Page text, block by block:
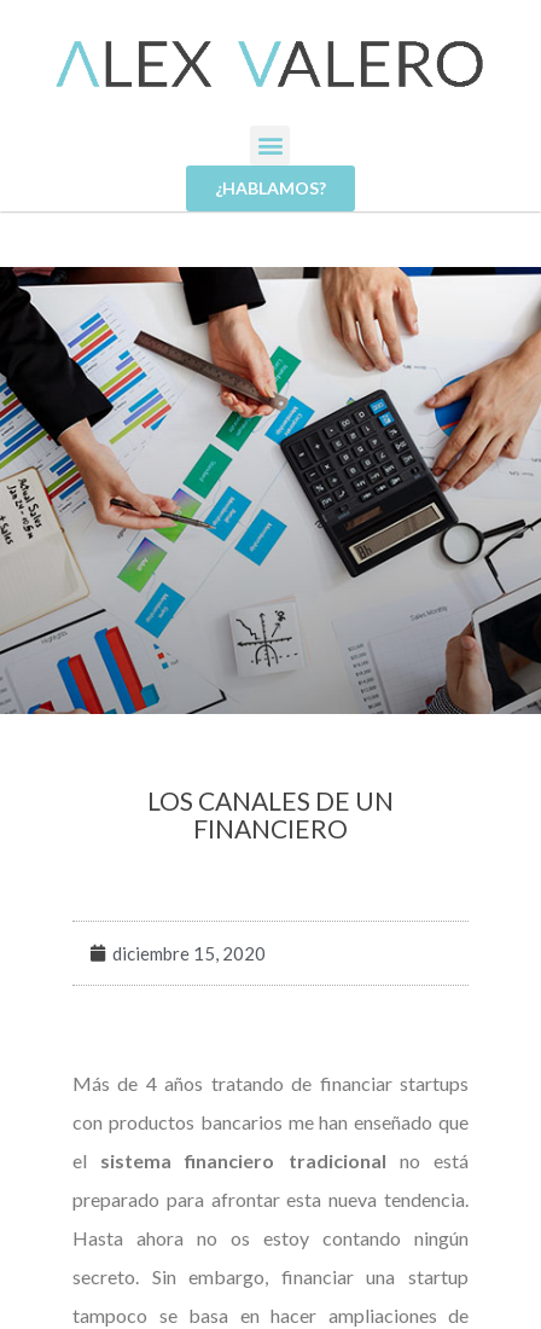
¿HABLAMOS?
LOS CANALES DE UN
FINANCIERO
diciembre 15, 2020
Más de 4 años tratando de financiar startups
con productos bancarios me han enseñado que
el sistema financiero tradicional no está
preparado para afrontar esta nueva tendencia.
Hasta ahora no os estoy contando ningún
secreto. Sin embargo, financiar una startup
tampoco se basa en hacer ampliaciones de